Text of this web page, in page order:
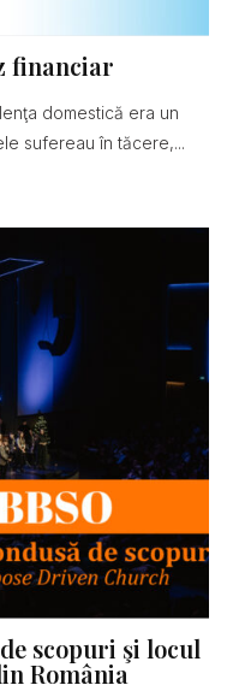
financiar
domestică era un
sufereau în tăcere,...
scopuri şi locul
România